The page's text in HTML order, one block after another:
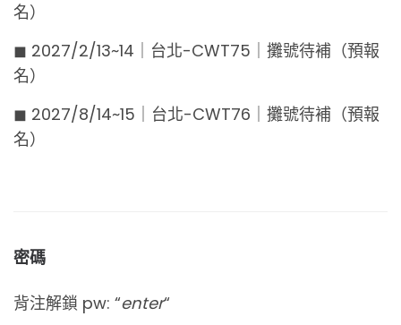
名）
◼︎ 2027/2/13~14｜台北-CWT75｜攤號待補（預報
名）
◼︎ 2027/8/14~15｜台北-CWT76｜攤號待補（預報
名）
密碼
背注解鎖 pw: “enter“